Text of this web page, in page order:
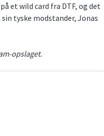
et wild card fra DTF, og det
tyske modstander, Jonas
opslaget.